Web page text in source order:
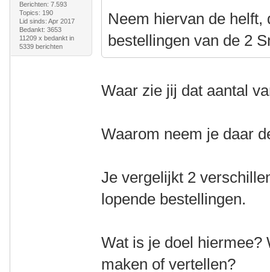
Berichten: 7.593
Topics: 190
Lid sinds: Apr 2017
Bedankt: 3653
11209 x bedankt in
5339 berichten
Neem hiervan de helft,
bestellingen van de 2
Waar zie jij dat aantal
Waarom neem je daar
Je vergelijkt 2
lopende bestellingen.
Wat is je doel hiermee?
maken of vertellen?